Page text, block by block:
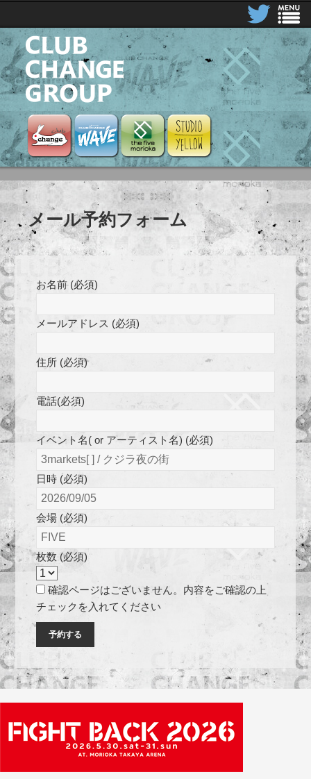
CLUB CHANGE GROUP
Club ChangeClub Change Wave
the five moriokaSTUDIO YELLOW
メール予約フォーム
お名前 (必須)
メールアドレス (必須)
住所 (必須)
電話(必須)
イベント名( or アーティスト名) (必須)
日時 (必須)
会場 (必須)
枚数 (必須)
確認ページはございません。内容をご確認の上
チェックを入れてください